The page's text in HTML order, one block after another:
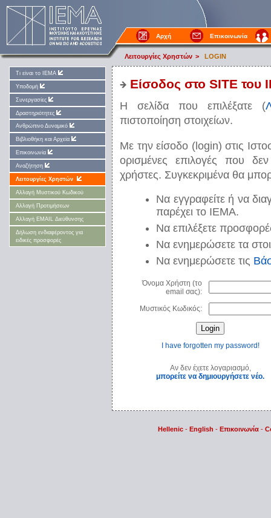
Αρχή Επικοινωνία
Λειτουργίες Χρηστών > LOGIN
Τι είναι το ΙΕΜΑ
Υποδομή
Συνεργασίες
Δραστηριότητες
Ανθρώπινο Δυναμικό
Βιβλιοθήκη και Αρχεία
Επικοινωνία
Αναζήτηση
Λειτουργίες Χρηστών
Αλλαγή Μυστικού Κωδικού
Αλλαγή Προτιμήσεων
Αλλαγή EMAIL Διεύθυνσης
Δήλωση ενδιαφέροντος για
ειδικές προσφορές
Είσοδος στο SITE του
Η σελίδα που επιλέξατε (
πιστοποίηση στοιχείων.
Με την είσοδο (login) στις
ορισμένες επιλογές που
χρήστες. Συγκεκριμένα θα
Να εγγραφείτε ή να
παρέχει το ΙΕΜΑ.
Να επιλέξετε
Να ενημερώσετε τα
Να ενημερώσετε τις
Όνομα Χρήστη (το
email σας):
Μυστικός Κωδικός:
I have forgotten my password!
Αν δεν έχετε λογαριασμό,
μπορείτε να δημιουργήσετε νέο.
Hellenic - English - Επικοινωνία -